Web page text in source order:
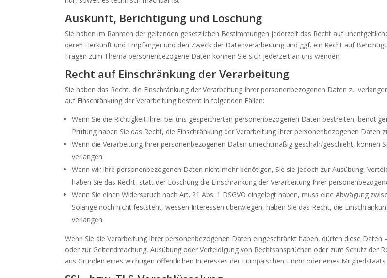
Auskunft, Berichtigung und Löschung
Sie haben im Rahmen der geltenden gesetzlichen Bestimmungen jederzeit das Recht auf
deren Herkunft und Empfänger und den Zweck der Datenverarbeitung und ggf. ein Recht auf
Fragen zum Thema personenbezogene Daten können Sie sich jederzeit an uns wenden.
Recht auf Einschränkung der Verarbeitung
Sie haben das Recht, die Einschränkung der Verarbeitung Ihrer personenbezogenen Daten zu
auf Einschränkung der Verarbeitung besteht in folgenden Fällen:
Wenn Sie die Richtigkeit Ihrer bei uns gespeicherten personenbezogenen Daten bestreiten,
Prüfung haben Sie das Recht, die Einschränkung der Verarbeitung Ihrer personenbezogenen Daten
Wenn die Verarbeitung Ihrer personenbezogenen Daten unrechtmäßig geschah/geschieht, können
verlangen.
Wenn wir Ihre personenbezogenen Daten nicht mehr benötigen, Sie sie jedoch zur Ausübung,
haben Sie das Recht, statt der Löschung die Einschränkung der Verarbeitung Ihrer
Wenn Sie einen Widerspruch nach Art. 21 Abs. 1 DSGVO eingelegt haben, muss eine Abwägung
Solange noch nicht feststeht, wessen Interessen überwiegen, haben Sie das Recht, die
verlangen.
Wenn Sie die Verarbeitung Ihrer personenbezogenen Daten eingeschränkt haben, dürfen diese
oder zur Geltendmachung, Ausübung oder Verteidigung von Rechtsansprüchen oder zum Schutz der
aus Gründen eines wichtigen öffentlichen Interesses der Europäischen Union oder eines